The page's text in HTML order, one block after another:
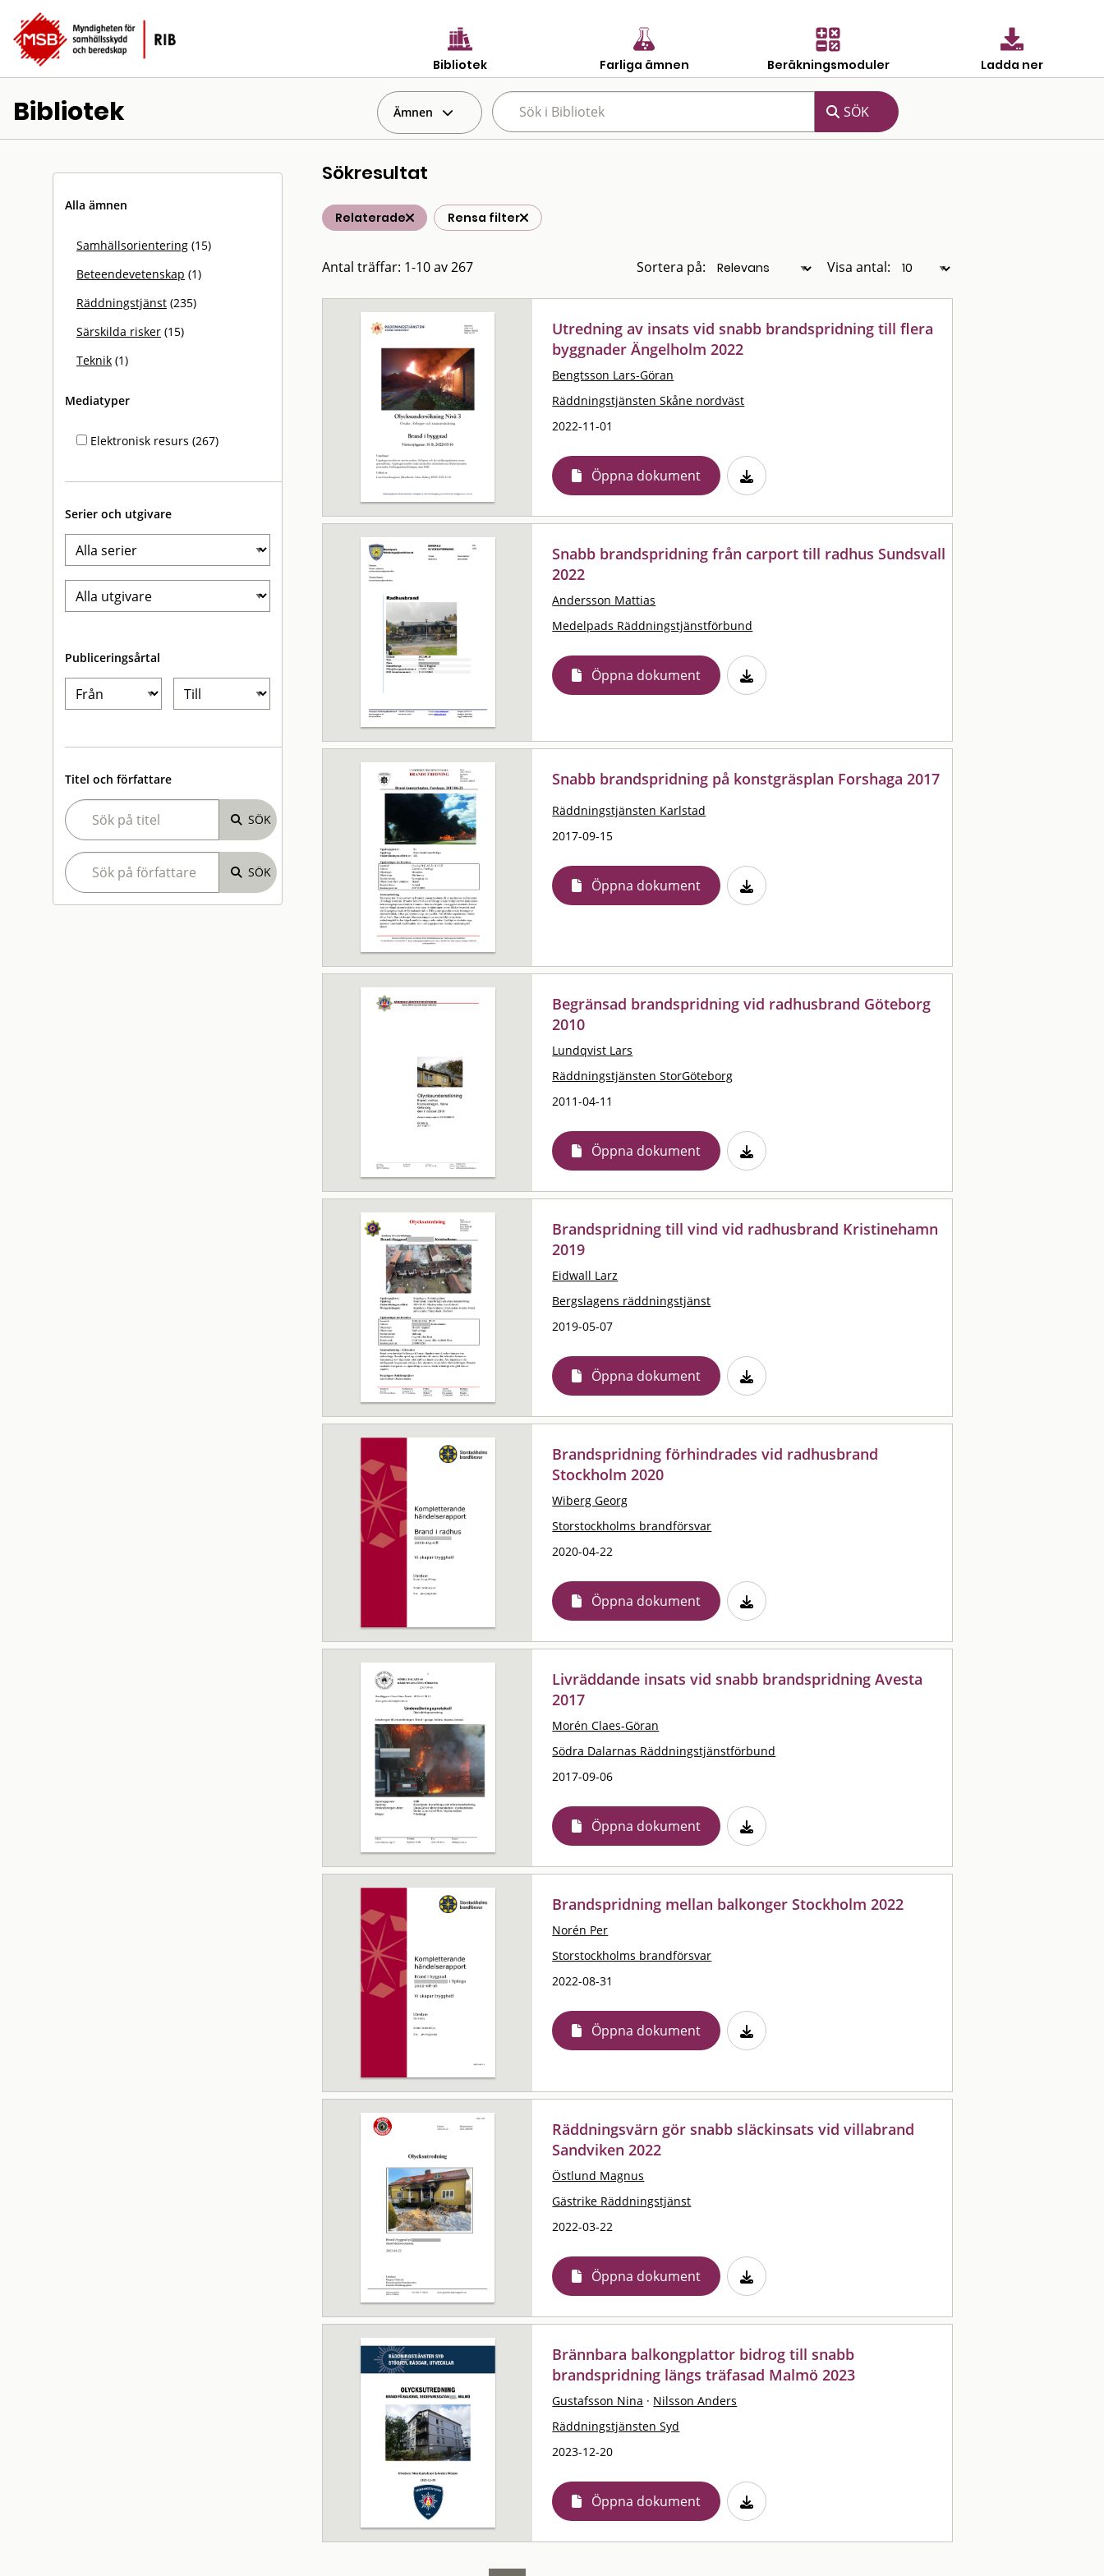
Bibliotek Farliga ämnen Beräkningsmoduler Ladda ner
Bibliotek Ämnen
Alla ämnen
Samhällsorientering (15)
Beteendevetenskap (1)
Räddningstjänst (235)
Särskilda risker (15)
Teknik (1)
Mediatyper
Elektronisk resurs (267)
Serier och utgivare
Publiceringsårtal
Titel och författare
Sökresultat
Relaterade Rensa filter
Antal träffar: 1-10 av 267 Sortera på: Visa antal:
Utredning av insats vid snabb brandspridning till flera
byggnader Ängelholm 2022
Bengtsson Lars-Göran
Räddningstjänsten Skåne nordväst
2022-11-01
Öppna dokument
Snabb brandspridning från carport till radhus Sundsvall
2022
Andersson Mattias
Medelpads Räddningstjänstförbund
Öppna dokument
Snabb brandspridning på konstgräsplan Forshaga 2017
Räddningstjänsten Karlstad
2017-09-15
Öppna dokument
Begränsad brandspridning vid radhusbrand Göteborg
2010
Lundqvist Lars
Räddningstjänsten StorGöteborg
2011-04-11
Öppna dokument
Brandspridning till vind vid radhusbrand Kristinehamn
2019
Eidwall Larz
Bergslagens räddningstjänst
2019-05-07
Öppna dokument
Brandspridning förhindrades vid radhusbrand
Stockholm 2020
Wiberg Georg
Storstockholms brandförsvar
2020-04-22
Öppna dokument
Livräddande insats vid snabb brandspridning Avesta
2017
Morén Claes-Göran
Södra Dalarnas Räddningstjänstförbund
2017-09-06
Öppna dokument
Brandspridning mellan balkonger Stockholm 2022
Norén Per
Storstockholms brandförsvar
2022-08-31
Öppna dokument
Räddningsvärn gör snabb släckinsats vid villabrand
Sandviken 2022
Östlund Magnus
Gästrike Räddningstjänst
2022-03-22
Öppna dokument
Brännbara balkongplattor bidrog till snabb
brandspridning längs träfasad Malmö 2023
Gustafsson Nina · Nilsson Anders
Räddningstjänsten Syd
2023-12-20
Öppna dokument